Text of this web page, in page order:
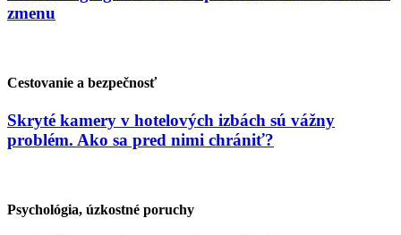
zmenu
Cestovanie a bezpečnosť
Skryté kamery v hotelových izbách sú vážny
problém. Ako sa pred nimi chrániť?
Psychológia, úzkostné poruchy